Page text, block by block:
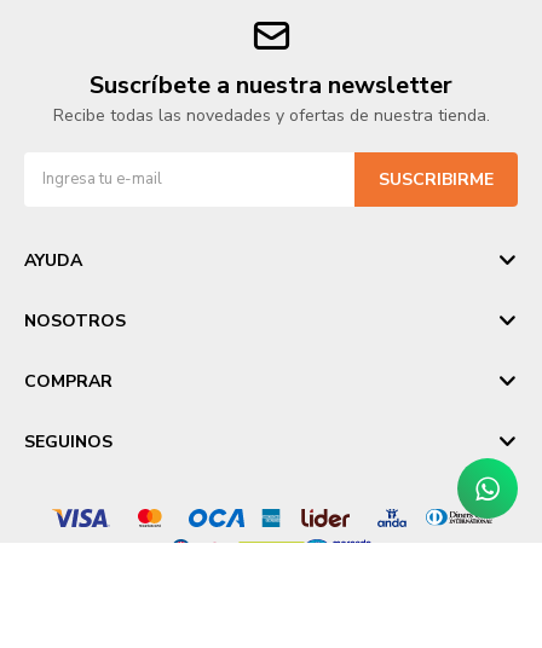
Suscríbete a nuestra newsletter
Recibe todas las novedades y ofertas de nuestra tienda.
SUSCRIBIRME
AYUDA
NOSOTROS
COMPRAR
SEGUINOS